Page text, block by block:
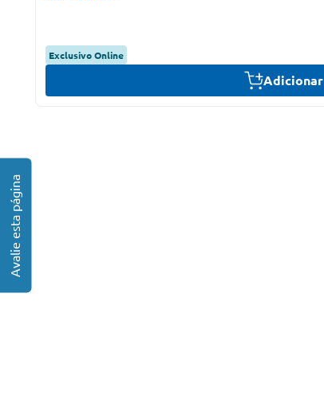
Exclusivo Online
Adicionar